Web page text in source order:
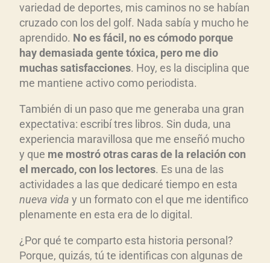
variedad de deportes, mis caminos no se habían
cruzado con los del golf. Nada sabía y mucho he
aprendido. No es fácil, no es cómodo porque
hay demasiada gente tóxica, pero me dio
muchas satisfacciones. Hoy, es la disciplina que
me mantiene activo como periodista.
También di un paso que me generaba una gran
expectativa: escribí tres libros. Sin duda, una
experiencia maravillosa que me enseñó mucho
y que me mostró otras caras de la relación con
el mercado, con los lectores. Es una de las
actividades a las que dedicaré tiempo en esta
nueva vida y un formato con el que me identifico
plenamente en esta era de lo digital.
¿Por qué te comparto esta historia personal?
Porque, quizás, tú te identificas con algunas de